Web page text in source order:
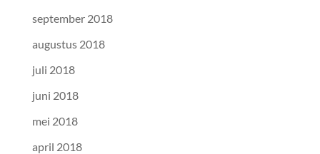
september 2018
augustus 2018
juli 2018
juni 2018
mei 2018
april 2018